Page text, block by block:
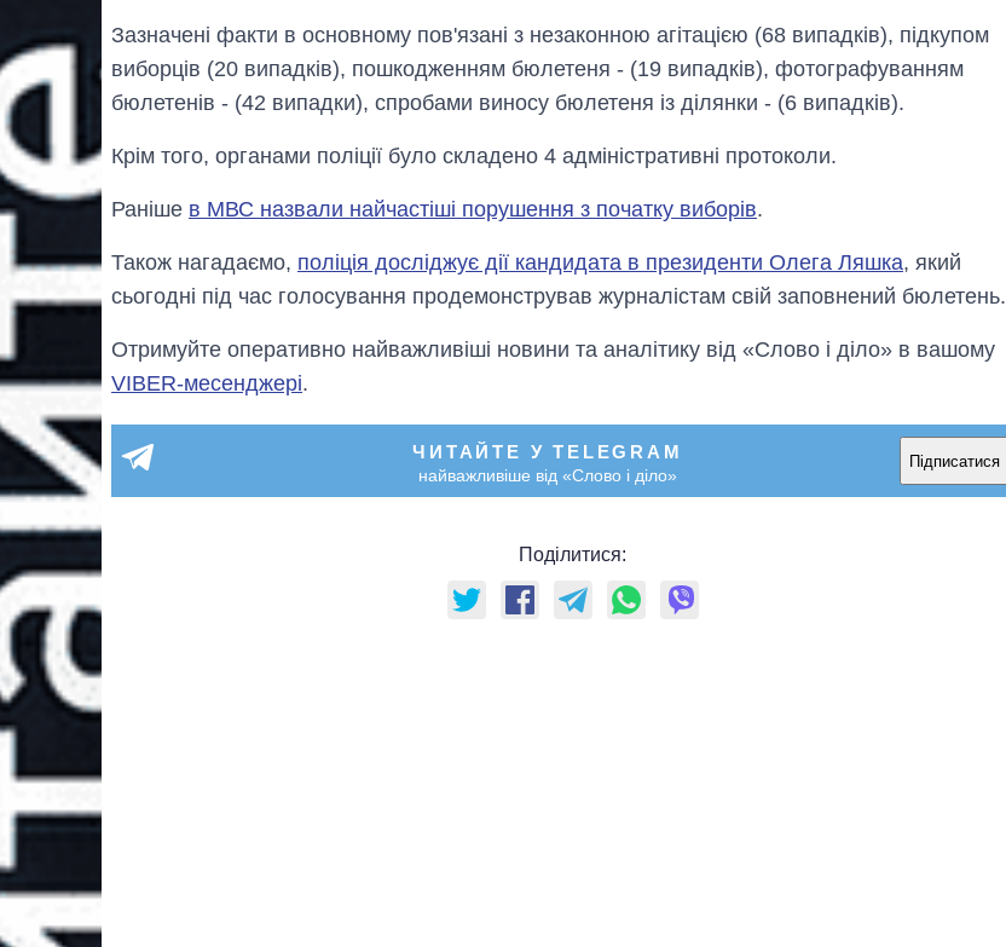
Зазначені факти в основному пов'язані з незаконною агітацією (68 випадків), підкупом
виборців (20 випадків), пошкодженням бюлетеня - (19 випадків), фотографуванням
бюлетенів - (42 випадки), спробами виносу бюлетеня із ділянки - (6 випадків).
Крім того, органами поліції було складено 4 адміністративні протоколи.
Раніше в МВС назвали найчастіші порушення з початку виборів.
Також нагадаємо, поліція досліджує дії кандидата в президенти Олега Ляшка, який
сьогодні під час голосування продемонстрував журналістам свій заповнений бюлетень.
Отримуйте оперативно найважливіші новини та аналітику від «Слово і діло» в вашому
VIBER-месенджері.
ЧИТАЙТЕ У TELEGRAM
найважливіше від «Слово і діло»
Підписатися
Поділитися: